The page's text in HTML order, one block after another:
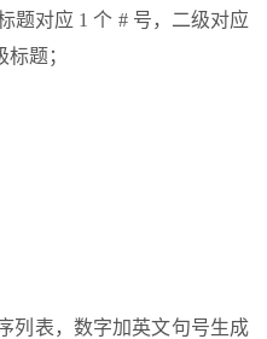
题对应 1 个 # 号，二级对应
题；
列表，数字加英文句号生成